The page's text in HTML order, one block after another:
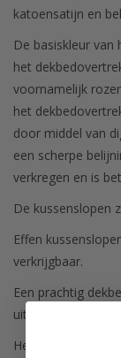
katoensatijn en
De basiskleur
het
voornamelijk
het
door middel van
een scherpe
verkregen en is
De kussenslopen
Effen
verkrijgbaar.
Een prachtig
uitstraling.
Het